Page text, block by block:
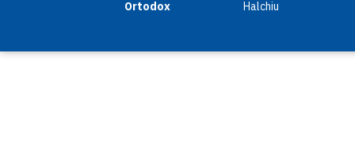
Ortodox
Halchiu